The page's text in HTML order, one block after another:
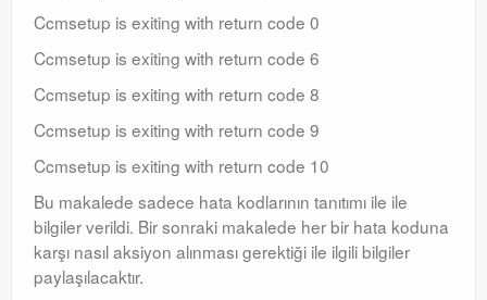
Ccmsetup is exiting with return code 0
Ccmsetup is exiting with return code 6
Ccmsetup is exiting with return code 8
Ccmsetup is exiting with return code 9
Ccmsetup is exiting with return code 10
Bu makalede sadece hata kodlarının tanıtımı ile ile
bilgiler verildi. Bir sonraki makalede her bir hata koduna
karşı nasıl aksiyon alınması gerektiği ile ilgili bilgiler
paylaşılacaktır.